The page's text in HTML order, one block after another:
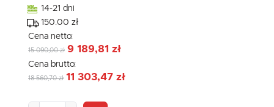
14-21 dni
150.00 zł
Cena netto:
15 090,00 zł 9 189,81 zł
Cena brutto:
18 560,70 zł 11 303,47 zł